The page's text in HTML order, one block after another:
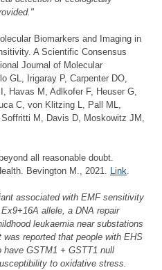
Biomarkers and Imaging in
A Scientific Consensus
Journal of Molecular
GL, Irigaray P, Carpenter DO,
Havas M, Adlkofer F, Heuser G,
C, von Klitzing L, Pall ML,
Soffritti M, Davis D, Moskowitz JM,
all reasonable doubt.
Bevington M., 2021. Link.
associated with EMF sensitivity
allele, a DNA repair
leukaemia near substations
reported that people with EHS
GSTM1 + GSTT1 null
to oxidative stress.